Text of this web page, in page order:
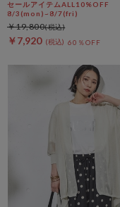
セールアイテムALL10%OFF
8/3(mon)~8/7(fri)
￥7,920 60％OFF
￥19,800